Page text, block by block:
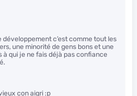
développement c’est comme tout les
une minorité de gens bons et une
à qui je ne fais déjà pas confiance
con aigri :p